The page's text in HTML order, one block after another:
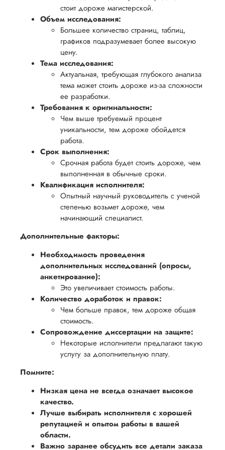
цель -
обеспечить
вам
уверенность
в своей
работе и
помочь
вам
успешно
пройти
процесс
защиты
научной
работы.
стремимся
осуществлять
процесс
способом,
удобным
разумные
утверждения
запроса
возврат.
чтобы
учесть
все
аспекты
работы.
стоит дороже магистерской.
Объем исследования:
Большее количество страниц, таблиц,
графиков подразумевает более высокую
цену.
Тема исследования:
Актуальная, требующая глубокого анализа
тема может стоить дороже из-за сложности
ее разработки.
Требования к оригинальности:
Чем выше требуемый процент
уникальности, тем дороже обойдется
работа.
Срок выполнения:
Срочная работа будет стоить дороже, чем
выполненная в обычные сроки.
Квалификация исполнителя:
Опытный научный руководитель с ученой
степенью возьмет дороже, чем
начинающий специалист.
Дополнительные факторы:
Необходимость проведения
дополнительных исследований (опросы,
анкетирование):
Это увеличивает стоимость работы.
Количество доработок и правок:
Чем больше правок, тем дороже общая
стоимость.
Сопровождение диссертации на защите:
Некоторые исполнители предлагают такую
услугу за дополнительную плату.
Помните:
Низкая цена не всегда означает высокое
качество.
Лучше выбирать исполнителя с хорошей
репутацией и опытом работы в вашей
области.
Важно заранее обсудить все детали заказа